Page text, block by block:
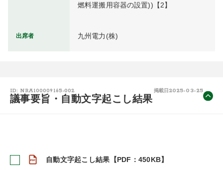
燃料運搬用容器の設置))【2】
出席者 九州電力(株)
ID: NRA100009165-002 掲載日 2025-03-25
議事要旨・自動文字起こし結果
自動文字起こし結果【PDF：450KB】